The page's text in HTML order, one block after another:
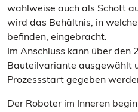
wahlweise auch als Schott
wird das Behältnis, in
befinden, eingebracht.
Im Anschluss kann über den
Bauteilvariante ausgewählt
Prozessstart gegeben
Der Roboter im Inneren